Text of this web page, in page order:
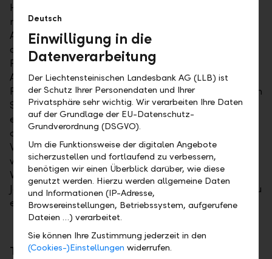
Haben Sie Ihr Passwort vergessen? Haben Sie ein
neues Gerät und möchten Ihre alten PhotoTAN-
Aktivierungen löschen, damit Sie ein neues Gerät
aktivieren können? Mit der neuen Self-Service-
Funktion "Wiederherstellungscode" können Sie alte
Aktivierungen zurücksetzen oder, falls Sie ihr
Passwort vergessen haben, ein neues definieren. Lösen
Sie dazu bei Ihrer nächsten Online-Banking-Sitzung
einen Wiederherstellungscode aus und bewahren Sie
diesen an einem sicheren Ort auf. Der
Wiederherstellungscode kann nur einmal verwendet
werden und ist ein Jahr lang gültig. Nach der
Verwendung des Codes oder nach Ablauf der
Jahresfrist ist ein neuer Code zu lösen. Gehen Sie dazu
einfach ins Benutzermenü unter "Mein Profil".
Tastaturbedienung wurde verbessert
Deutsch
Einwilligung in die
Datenverarbeitung
Der Liechtensteinischen Landesbank AG (LLB) ist
der Schutz Ihrer Personendaten und Ihrer
Privatsphäre sehr wichtig. Wir verarbeiten Ihre Daten
auf der Grundlage der EU-Datenschutz-
Grundverordnung (DSGVO).
Um die Funktionsweise der digitalen Angebote
sicherzustellen und fortlaufend zu verbessern,
benötigen wir einen Überblick darüber, wie diese
genutzt werden. Hierzu werden allgemeine Daten
und Informationen (IP-Adresse,
Browsereinstellungen, Betriebssystem, aufgerufene
Dateien …) verarbeitet.
Sie können Ihre Zustimmung jederzeit in den
(Cookies-)Einstellungen widerrufen.